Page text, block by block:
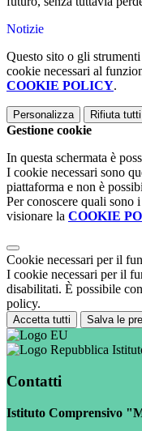
Notizie
Questo sito o gli
cookie necessari al
COOKIE POLICY.
Personalizza Rifiuta tutti
Gestione cookie
In questa schermata è
I cookie necessari sono
piattaforma e non è
Per conoscere quali sono
visionare la COOKIE
Cookie necessari per il
I cookie necessari per il
disabilitati. È possibile
policy.
Accetta tutti Salva le
Contatti
Istituto Comprensivo